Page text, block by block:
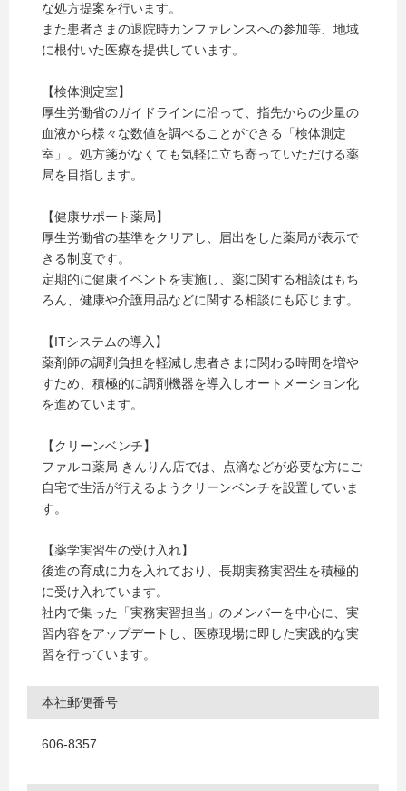
な処方提案を行います。
また患者さまの退院時カンファレンスへの参加等、地域
に根付いた医療を提供しています。
【検体測定室】
厚生労働省のガイドラインに沿って、指先からの少量の
血液から様々な数値を調べることができる「検体測定
室」。処方箋がなくても気軽に立ち寄っていただける薬
局を目指します。
【健康サポート薬局】
厚生労働省の基準をクリアし、届出をした薬局が表示で
きる制度です。
定期的に健康イベントを実施し、薬に関する相談はもち
ろん、健康や介護用品などに関する相談にも応じます。
【ITシステムの導入】
薬剤師の調剤負担を軽減し患者さまに関わる時間を増や
すため、積極的に調剤機器を導入しオートメーション化
を進めています。
【クリーンベンチ】
ファルコ薬局 きんりん店では、点滴などが必要な方にご
自宅で生活が行えるようクリーンベンチを設置していま
す。
【薬学実習生の受け入れ】
後進の育成に力を入れており、長期実務実習生を積極的
に受け入れています。
社内で集った「実務実習担当」のメンバーを中心に、実
習内容をアップデートし、医療現場に即した実践的な実
習を行っています。
本社郵便番号
606-8357